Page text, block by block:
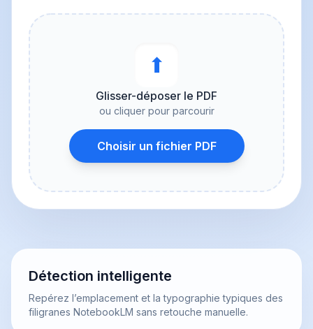
⬆︎
Glisser-déposer le PDF
ou cliquer pour parcourir
Choisir un fichier PDF
Détection intelligente
Repérez l’emplacement et la typographie typiques des
filigranes NotebookLM sans retouche manuelle.